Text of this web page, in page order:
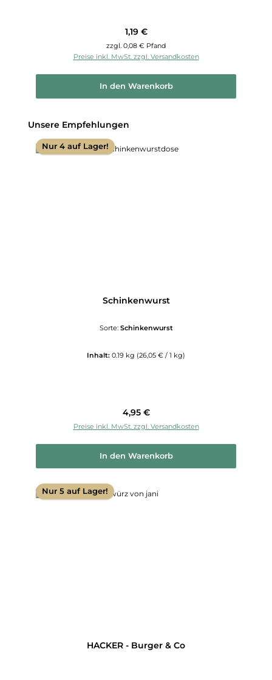
Regulärer Preis:
1,19 €
zzgl. 0,08 € Pfand
Preise inkl. MwSt. zzgl. Versandkosten
In den Warenkorb
Produktgalerie überspringen
Unsere Empfehlungen
Nur 4 auf Lager!
Schinkenwurst
Sorte: Schinkenwurst
Inhalt: 0.19 kg (26,05 € / 1 kg)
Regulärer Preis:
4,95 €
Preise inkl. MwSt. zzgl. Versandkosten
In den Warenkorb
Nur 5 auf Lager!
HACKER - Burger & Co